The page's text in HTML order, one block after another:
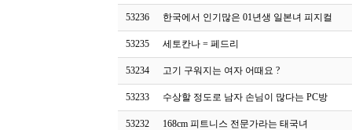
53236 한국에서 인기많은 01년생 일본녀 피지컬
53235 세토칸나 = 페드리
53234 고기 구워지는 여자 어때요 ?
53233 수상할 정도로 남자 손님이 많다는 PC방
53232 168cm 피트니스 전문가라는 태국녀